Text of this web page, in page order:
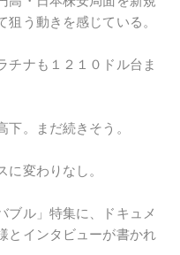
う動きを感じている。
チナも１２１０ドル台ま
。まだ続きそう。
変わりなし。
ブル」特集に、ドキュメ
とインタビューが書かれ